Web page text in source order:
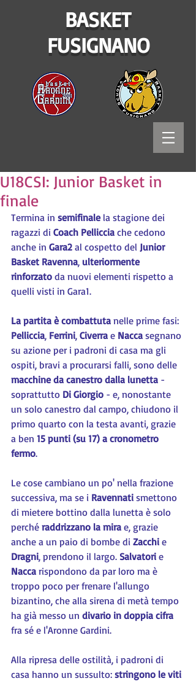
BASKET
FUSIGNANO
U18CSI: Junior Basket in
finale
Termina in semifinale la stagione dei
ragazzi di Coach Pelliccia che cedono
anche in Gara2 al cospetto del Junior
Basket Ravenna, ulteriormente
rinforzato da nuovi elementi rispetto a
quelli visti in Gara1.
La partita è combattuta nelle prime fasi:
Pelliccia, Ferrini, Civerra e Nacca segnano
su azione per i padroni di casa ma gli
ospiti, bravi a procurarsi falli, sono delle
macchine da canestro dalla lunetta -
soprattutto Di Giorgio - e, nonostante
un solo canestro dal campo, chiudono il
primo quarto con la testa avanti, grazie
a ben 15 punti (su 17) a cronometro
fermo.
Le cose cambiano un po' nella frazione
successiva, ma se i Ravennati smettono
di mietere bottino dalla lunetta è solo
perché raddrizzano la mira e, grazie
anche a un paio di bombe di Zacchi e
Dragni, prendono il largo. Salvatori e
Nacca rispondono da par loro ma è
troppo poco per frenare l'allungo
bizantino, che alla sirena di metà tempo
ha già messo un divario in doppia cifra
fra sé e l'Aronne Gardini.
Alla ripresa delle ostilità, i padroni di
casa hanno un sussulto: stringono le viti